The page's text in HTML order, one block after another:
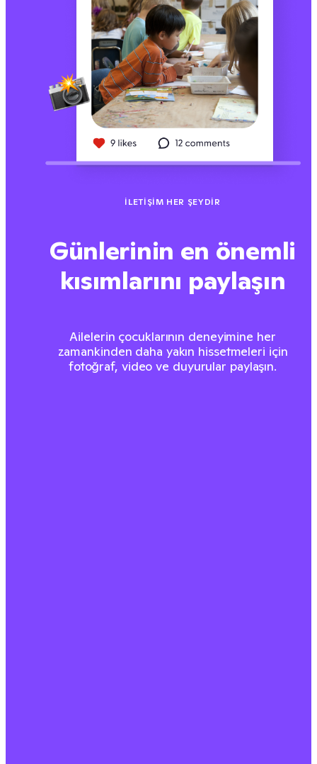
İLETIŞIM HER ŞEYDIR
Günlerinin en önemli
kısımlarını paylaşın
Ailelerin çocuklarının deneyimine her
zamankinden daha yakın hissetmeleri için
fotoğraf, video ve duyurular paylaşın.